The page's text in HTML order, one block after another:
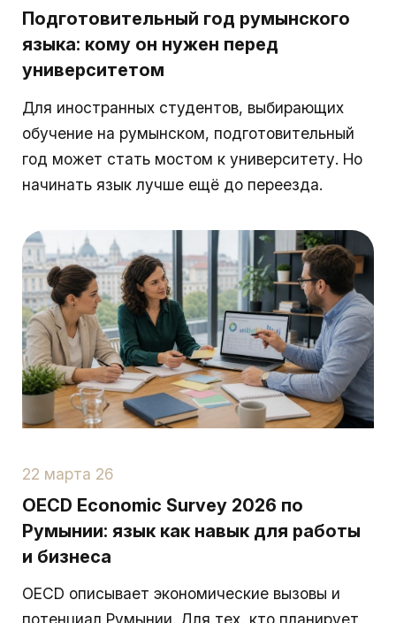
Подготовительный год румынского
языка: кому он нужен перед
университетом
Для иностранных студентов, выбирающих
обучение на румынском, подготовительный
год может стать мостом к университету. Но
начинать язык лучше ещё до переезда.
22 марта 26
OECD Economic Survey 2026 по
Румынии: язык как навык для работы
и бизнеса
OECD описывает экономические вызовы и
потенциал Румынии. Для тех, кто планирует